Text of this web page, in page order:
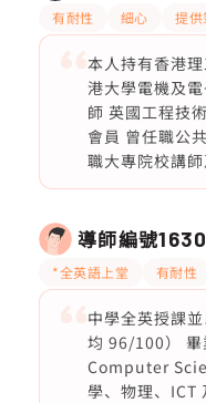
有耐性 細心 提
本人持有香港
港大學電機及
師 英國工程技
會員 曾任職公
職大專院校講
導師編號
*全英語上堂 有耐性
中學全英授課
均 96/100） 畢
Computer
學、物理、